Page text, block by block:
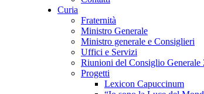
Curia
Fraternità
Ministro Generale
Ministro generale e Consiglieri
Uffici e Servizi
Riunioni del Consiglio Generale
Progetti
Lexicon Capuccinum